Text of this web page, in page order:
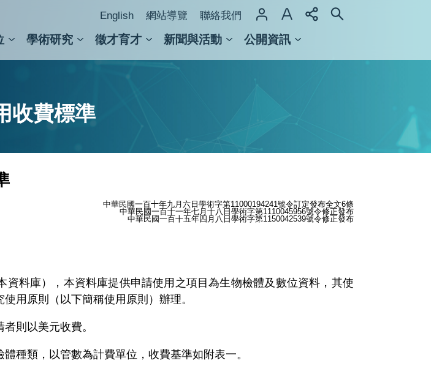
English 網站導覽 聯絡我們
學術研究 徵才育才 新聞與活動 公開資訊
收費標準
中華民國一百十年九月六日學術字第11000194241號令訂定發布全文6條
中華民國一百十一年七月十八日學術字第1110045956號令修正發布
中華民國一百十五年四月八日學術字第1150042539號令修正發布
料庫），本資料庫提供申請使用之項目為生物檢體及數位資料，其使
用原則（以下簡稱使用原則）辦理。
則以美元收費。
種類，以管數為計費單位，收費基準如附表一。